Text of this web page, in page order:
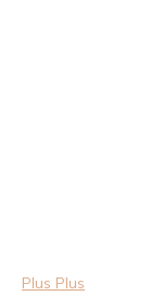
Plus Plus